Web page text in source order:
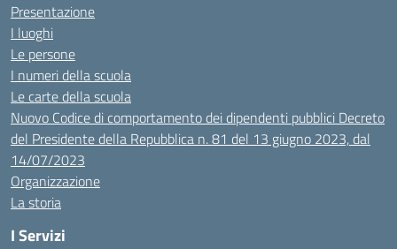
Presentazione
I luoghi
Le persone
I numeri della scuola
Le carte della scuola
Nuovo Codice di comportamento dei dipendenti pubblici Decreto
del Presidente della Repubblica n. 81 del 13 giugno 2023, dal
14/07/2023
Organizzazione
La storia
I Servizi